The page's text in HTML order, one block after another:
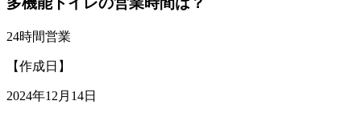
24時間営業
【作成日】
2024年12月14日